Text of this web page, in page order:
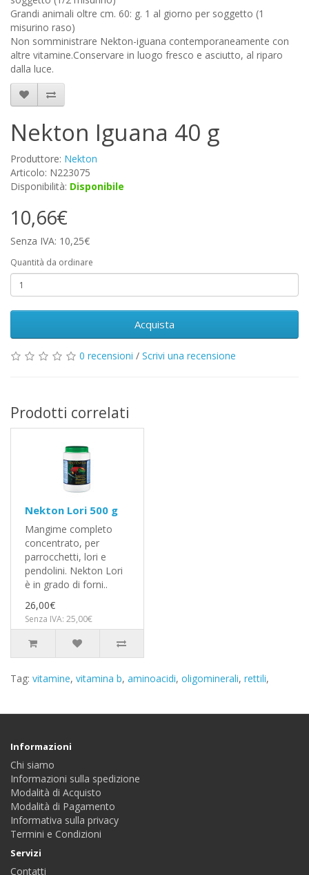
Grandi animali oltre cm. 60: g. 1 al giorno per soggetto (1
misurino raso)
Non somministrare Nekton-iguana contemporaneamente con
altre vitamine.Conservare in luogo fresco e asciutto, al riparo
dalla luce.
Nekton Iguana 40 g
Produttore: Nekton
Articolo: N223075
Disponibilità: Disponibile
10,66€
Senza IVA: 10,25€
Quantità da ordinare
Acquista
0 recensioni / Scrivi una recensione
Prodotti correlati
Nekton Lori 500 g
Mangime completo
concentrato, per
parrocchetti, lori e
pendolini. Nekton Lori
è in grado di forni..
26,00€
Senza IVA: 25,00€
Tag: vitamine, vitamina b, aminoacidi, oligominerali, rettili,
Informazioni
Chi siamo
Informazioni sulla spedizione
Modalità di Acquisto
Modalità di Pagamento
Informativa sulla privacy
Termini e Condizioni
Servizi
Contatti